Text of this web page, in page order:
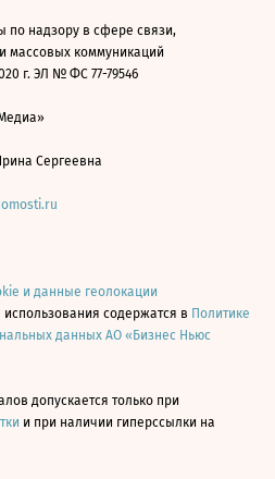
надзору в сфере связи,
массовых коммуникаций
г. ЭЛ № ФС 77-79546
Сергеевна
и данные геолокации
использования содержатся в Политике
данных АО «Бизнес Ньюс
допускается только при
и при наличии гиперссылки на